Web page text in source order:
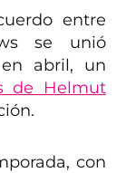
entre
se unió
abril, un
de Helmut
con